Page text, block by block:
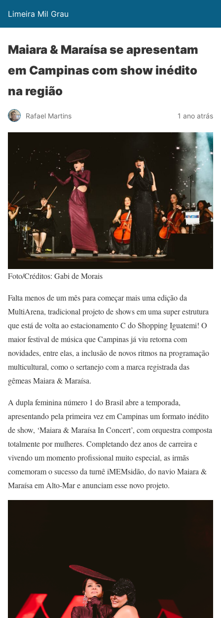
Limeira Mil Grau
Maiara & Maraísa se apresentam
em Campinas com show inédito
na região
Rafael Martins 1 ano atrás
Foto/Créditos: Gabi de Morais
Falta menos de um mês para começar mais uma edição da
MultiArena, tradicional projeto de shows em uma super estrutura
que está de volta ao estacionamento C do Shopping Iguatemi! O
maior festival de música que Campinas já viu retorna com
novidades, entre elas, a inclusão de novos ritmos na programação
multicultural, como o sertanejo com a marca registrada das
gêmeas Maiara & Maraísa.
A dupla feminina número 1 do Brasil abre a temporada,
apresentando pela primeira vez em Campinas um formato inédito
de show, ‘Maiara & Maraísa In Concert’, com orquestra composta
totalmente por mulheres. Completando dez anos de carreira e
vivendo um momento profissional muito especial, as irmãs
comemoram o sucesso da turnê iMEMsidão, do navio Maiara &
Maraísa em Alto-Mar e anunciam esse novo projeto.